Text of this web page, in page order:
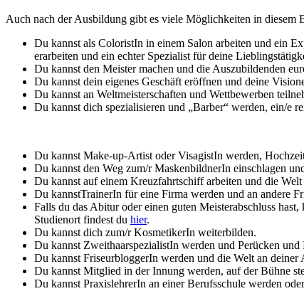
Auch nach der Ausbildung gibt es viele Möglichkeiten in diesem
Du kannst als ColoristIn in einem Salon arbeiten und ein
erarbeiten und ein echter Spezialist für deine
Du kannst den Meister machen und die Auszubildenden
Du kannst dein eigenes Geschäft eröffnen und deine
Du kannst an Weltmeisterschaften und Wettbewerben
Du kannst dich spezialisieren und „Barber“ werden, ein/e
Du kannst Make-up-Artist oder VisagistIn werden,
Du kannst den Weg zum/r MaskenbildnerIn einschlagen
Du kannst auf einem Kreuzfahrtschiff arbeiten und die Welt
Du kannstTrainerIn für eine Firma werden und an andere
Falls du das Abitur oder einen guten Meisterabschluss
Studienort findest du hier.
Du kannst dich zum/r KosmetikerIn weiterbilden.
Du kannst ZweithaarspezialistIn werden und Perücken
Du kannst FriseurbloggerIn werden und die Welt an deiner
Du kannst Mitglied in der Innung werden, auf der Bühne
Du kannst PraxislehrerIn an einer Berufsschule werden